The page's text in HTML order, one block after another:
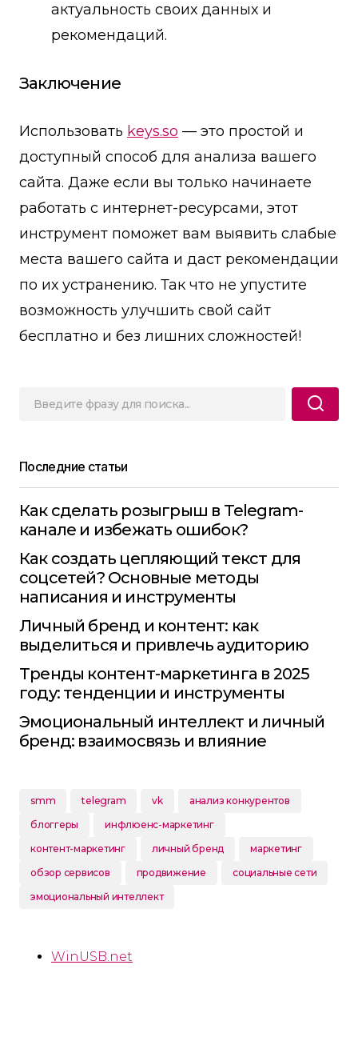
актуальность своих данных и
рекомендаций.
Заключение
Использовать keys.so — это простой и
доступный способ для анализа вашего
сайта. Даже если вы только начинаете
работать с интернет-ресурсами, этот
инструмент поможет вам выявить слабые
места вашего сайта и даст рекомендации
по их устранению. Так что не упустите
возможность улучшить свой сайт
бесплатно и без лишних сложностей!
Последние статьи
Как сделать розыгрыш в Telegram-
канале и избежать ошибок?
Как создать цепляющий текст для
соцсетей? Основные методы
написания и инструменты
Личный бренд и контент: как
выделиться и привлечь аудиторию
Тренды контент-маркетинга в 2025
году: тенденции и инструменты
Эмоциональный интеллект и личный
бренд: взаимосвязь и влияние
smm telegram vk
анализ конкурентов
блоггеры
инфлюенс-маркетинг
контент-маркетинг
личный бренд
маркетинг
обзор сервисов
продвижение
социальные сети
эмоциональный интеллект
WinUSB.net